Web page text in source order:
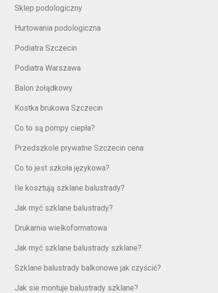
Sklep podologiczny
Hurtowania podologiczna
Podiatra Szczecin
Podiatra Warszawa
Balon żołądkowy
Kostka brukowa Szczecin
Co to są pompy ciepła?
Przedszkole prywatne Szczecin cena
Co to jest szkoła językowa?
Ile kosztują szklane balustrady?
Jak myć szklane balustrady?
Drukarnia wielkoformatowa
Jak myć szklane balustrady szklane?
Szklane balustrady balkonowe jak czyścić?
Jak sie montuje balustrady szklane?